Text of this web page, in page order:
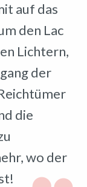
auf das
den Lac
Lichtern,
der
die
wo der